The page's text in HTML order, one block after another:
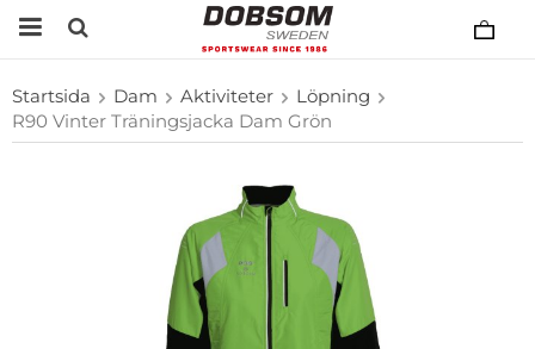
Startsida Dam Aktiviteter
Löpning
R90 Vinter Träningsjacka Dam Grön